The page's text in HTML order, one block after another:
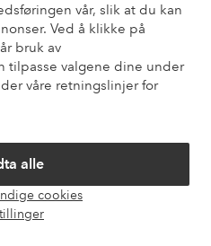
vår, slik at du kan
Ved å klikke på
bruk av
tilpasse valgene dine under
våre retningslinjer for
alle
cookies
Betalingsmåte